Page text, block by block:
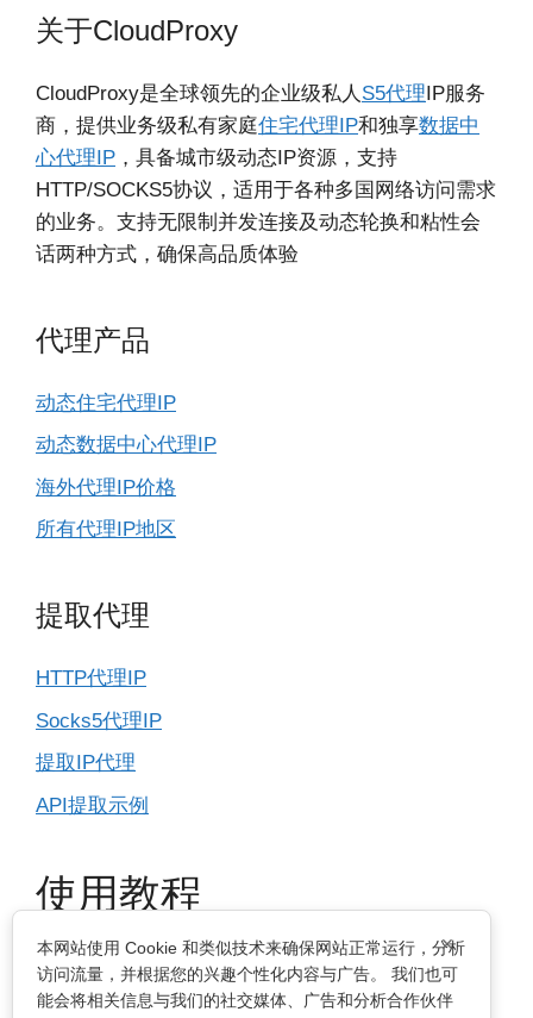
关于CloudProxy
CloudProxy是全球领先的企业级私人 S5代理IP服务
商，提供业务级私有家庭住宅代理IP和独享数据中
心代理IP ，具备城市级动态IP资源，支持
HTTP/SOCKS5协议，适用于各种多国网络访问需求
的业务。支持无限制并发连接及动态轮换和粘性会
话两种方式，确保高品质体验
代理产品
动态住宅代理IP
动态数据中心代理IP
海外代理IP价格
所有代理IP地区
提取代理
HTTP代理IP
Socks5代理IP
提取IP代理
API提取示例
使用教程
IP基本设置
指纹浏览器
×
本网站使用 Cookie 和类似技术来确保网站正常运行，分析
访问流量，并根据您的兴趣个性化内容与广告。 我们也可
能会将相关信息与我们的社交媒体、广告和分析合作伙伴